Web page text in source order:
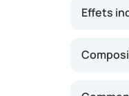
Effets